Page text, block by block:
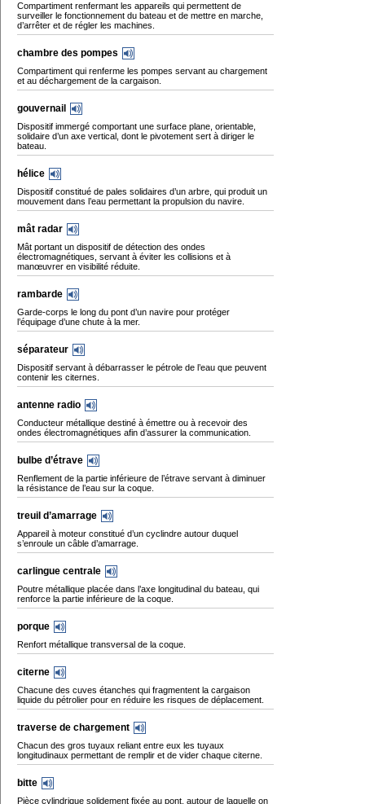
Compartiment renfermant les appareils qui permettent de
surveiller le fonctionnement du bateau et de mettre en marche,
d’arrêter et de régler les machines.
chambre des pompes
Compartiment qui renferme les pompes servant au chargement
et au déchargement de la cargaison.
gouvernail
Dispositif immergé comportant une surface plane, orientable,
solidaire d’un axe vertical, dont le pivotement sert à diriger le
bateau.
hélice
Dispositif constitué de pales solidaires d’un arbre, qui produit un
mouvement dans l’eau permettant la propulsion du navire.
mât radar
Mât portant un dispositif de détection des ondes
électromagnétiques, servant à éviter les collisions et à
manœuvrer en visibilité réduite.
rambarde
Garde-corps le long du pont d’un navire pour protéger
l’équipage d’une chute à la mer.
séparateur
Dispositif servant à débarrasser le pétrole de l’eau que peuvent
contenir les citernes.
antenne radio
Conducteur métallique destiné à émettre ou à recevoir des
ondes électromagnétiques afin d’assurer la communication.
bulbe d’étrave
Renflement de la partie inférieure de l’étrave servant à diminuer
la résistance de l’eau sur la coque.
treuil d’amarrage
Appareil à moteur constitué d’un cyclindre autour duquel
s’enroule un câble d’amarrage.
carlingue centrale
Poutre métallique placée dans l’axe longitudinal du bateau, qui
renforce la partie inférieure de la coque.
porque
Renfort métallique transversal de la coque.
citerne
Chacune des cuves étanches qui fragmentent la cargaison
liquide du pétrolier pour en réduire les risques de déplacement.
traverse de chargement
Chacun des gros tuyaux reliant entre eux les tuyaux
longitudinaux permettant de remplir et de vider chaque citerne.
bitte
Pièce cylindrique solidement fixée au pont, autour de laquelle on